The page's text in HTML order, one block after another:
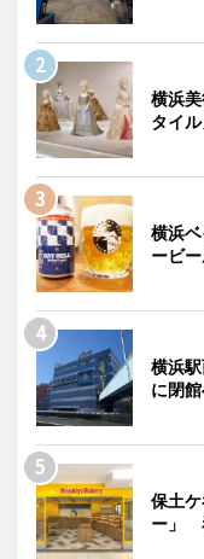
横浜
タイ
横浜
ービー
横浜
に閉
保土
ー」